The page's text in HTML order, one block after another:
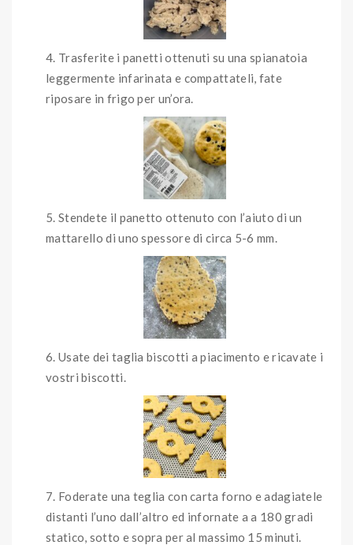
Trasferite i panetti ottenuti su una spianatoia
leggermente infarinata e compattateli, fate
riposare in frigo per un’ora.
Stendete il panetto ottenuto con l’aiuto di un
mattarello di uno spessore di circa 5-6 mm.
Usate dei taglia biscotti a piacimento e ricavate i
vostri biscotti.
Foderate una teglia con carta forno e adagiatele
distanti l’uno dall’altro ed infornate a a 180 gradi
statico, sotto e sopra per al massimo 15 minuti.